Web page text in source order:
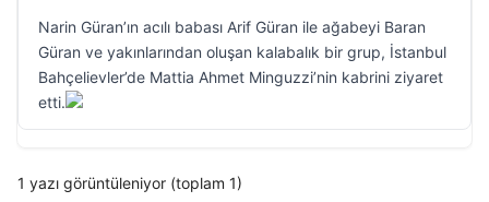
Narin Güran’ın acılı babası Arif Güran ile ağabeyi Baran
Güran ve yakınlarından oluşan kalabalık bir grup, İstanbul
Bahçelievler’de Mattia Ahmet Minguzzi’nin kabrini ziyaret
etti.
1 yazı görüntüleniyor (toplam 1)